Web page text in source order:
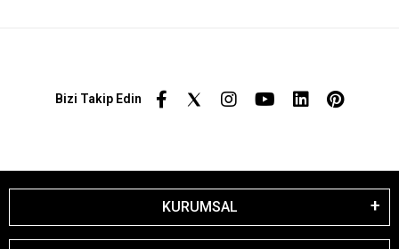
Bizi Takip Edin
KURUMSAL